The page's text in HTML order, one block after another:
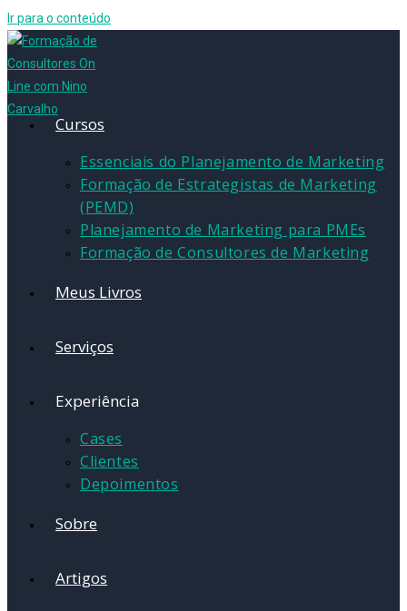
Ir para o conteúdo
Cursos
Essenciais do Planejamento de Marketing
Formação de Estrategistas de Marketing
(PEMD)
Planejamento de Marketing para PMEs
Formação de Consultores de Marketing
Meus Livros
Serviços
Experiência
Cases
Clientes
Depoimentos
Sobre
Artigos